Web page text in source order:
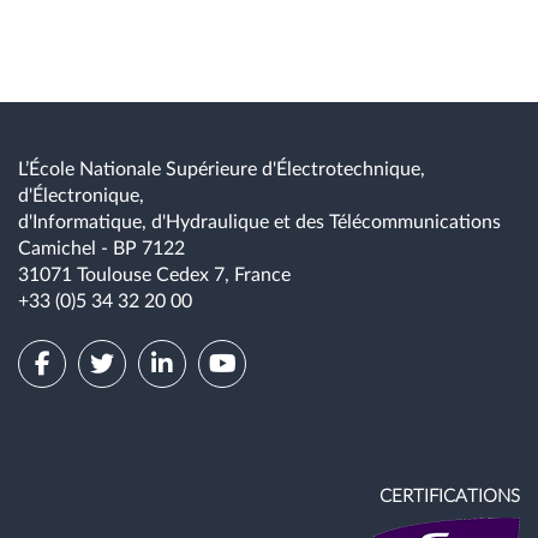
BE « CVS POUR RESEAUX HVDC » (BE
– 7h00, resp. P. Ladoux)
Projet d'application du CM "convertisseurs pour réseaux
HVDC"
Demie journée thématique :
Présentation, sous forme d'une conférence (demie journée)
assurée par un intervenant industriel (ABB) des technologies
L’École Nationale Supérieure d'Électrotechnique,
d'Électronique,
d'Informatique, d'Hydraulique et des Télécommunications
Camichel - BP 7122
31071 Toulouse Cedex 7, France
+33 (0)5 34 32 20 00
CERTIFICATIONS